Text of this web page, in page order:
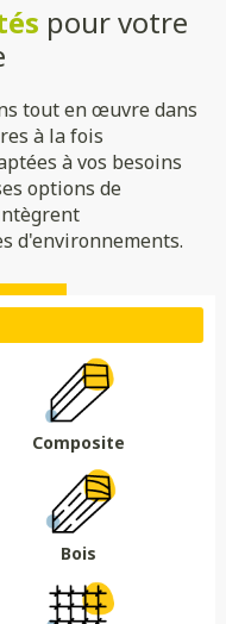
pour votre
tout en œuvre dans
à la fois
à vos besoins
options de
d'environnements.
Composite
Bois
au choix
DMC 303 B
305
Tour piscine